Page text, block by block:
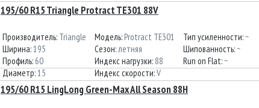
195/60 R15 Triangle Protract TE301 88V
Производитель: Triangle
Ширина:195
Профиль: 60
Диаметр:15
Модель: Protract TE301
Сезон:летняя
Индекс нагрузки: 88
Индекс скорости:V
Тип усиленности:~
Шипованность:~
Run on Flat:~
195/60 R15 LingLong Green-Max All Season 88H